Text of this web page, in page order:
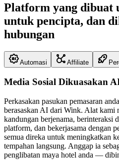
Platform yang dibuat
untuk pencipta, dan
hubungan
Automasi Affiliate
Media Sosial Dikuasakan
Perkasakan pasukan pemasaran
berasaskan AI dari Wink. Alat kami
kandungan berjenama, berinteraksi
platform, dan bekerjasama dengan
semua direka untuk meningkatkan
tempahan langsung. Anggap ia
penglibatan maya hotel anda —